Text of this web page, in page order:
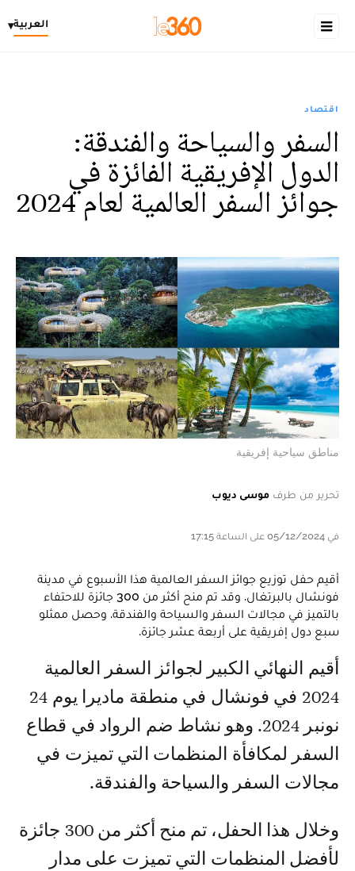
العربية▾
اقتصاد
السفر والسياحة والفندقة:
الدول الإفريقية الفائزة في
جوائز السفر العالمية لعام 2024
مناطق سياحية إفريقية
تحرير من طرف موسى ديوب
في 05/12/2024 على الساعة 17:15
أقيم حفل توزيع جوائز السفر العالمية هذا الأسبوع في مدينة
فونشال بالبرتغال. وقد تم منح أكثر من 300 جائزة للاحتفاء
بالتميز في مجالات السفر والسياحة والفندقة. وحصل ممثلو
سبع دول إفريقية على أربعة عشر جائزة.
أقيم النهائي الكبير لجوائز السفر العالمية
2024 في فونشال في منطقة ماديرا يوم 24
نونبر 2024. وهو نشاط ضم الرواد في قطاع
السفر لمكافأة المنظمات التي تميزت في
مجالات السفر والسياحة والفندقة.
وخلال هذا الحفل، تم منح أكثر من 300 جائزة
لأفضل المنظمات التي تميزت على مدار